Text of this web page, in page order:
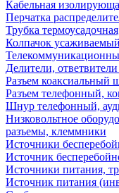
Кабельная
Перчатка
Трубка
Колпачок усаживаемый
Делители,
Разъем коаксиальный
Разъем телефонный,
Шнур телефонный,
Низковольтное
разъемы, клеммники
Источники
Источник
Источники питания,
Источник питания